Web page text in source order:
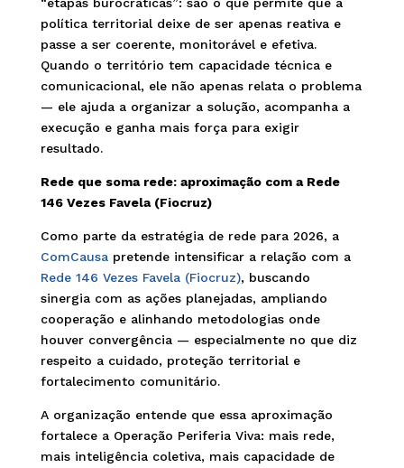
política territorial deixe de ser apenas reativa e
passe a ser coerente, monitorável e efetiva.
Quando o território tem capacidade técnica e
comunicacional, ele não apenas relata o problema
— ele ajuda a organizar a solução, acompanha a
execução e ganha mais força para exigir
resultado.
Rede que soma rede: aproximação com a Rede
146 Vezes Favela (Fiocruz)
Como parte da estratégia de rede para 2026, a
ComCausapretende intensificar a relação com a
Rede 146 Vezes Favela (Fiocruz), buscando
sinergia com as ações planejadas, ampliando
cooperação e alinhando metodologias onde
houver convergência — especialmente no que diz
respeito a cuidado, proteção territorial e
fortalecimento comunitário.
A organização entende que essa aproximação
fortalece a Operação Periferia Viva: mais rede,
mais inteligência coletiva, mais capacidade de